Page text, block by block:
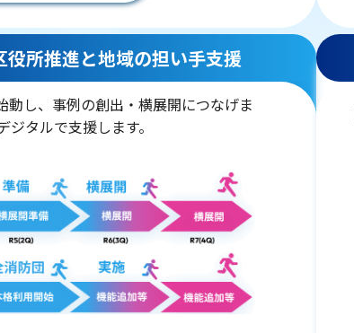
役所推進と地域の担い手支援
動し、事例の創出・横展開につなげま
タルで支援します。